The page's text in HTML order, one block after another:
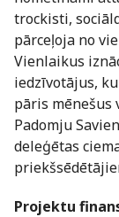
trockisti,
pārceļoja no
Vienlaikus
iedzīvotājus,
pāris mēnešus
Padomju
deleģētas
Projektu